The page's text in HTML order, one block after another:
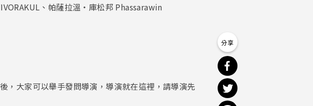
、帕薩拉溫・庫松邦 Phassarawin
，大家可以舉手發問導演，導演就在這裡，請導演先